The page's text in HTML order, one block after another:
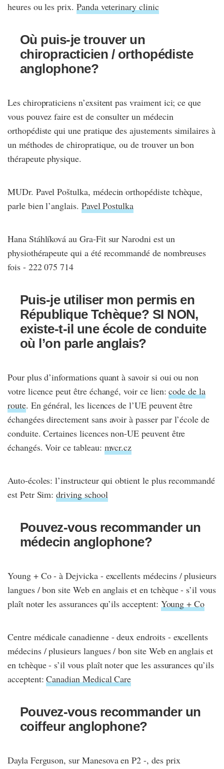
heures ou les prix. Panda veterinary clinic
Où puis-je trouver un
chiropracticien / orthopédiste
anglophone?
Les chiropraticiens n’exsitent pas vraiment ici; ce que
vous pouvez faire est de consulter un médecin
orthopédiste qui une pratique des ajustements similaires à
un méthodes de chiropratique, ou de trouver un bon
thérapeute physique.
MUDr. Pavel Poštulka, médecin orthopédiste tchèque,
parle bien l’anglais. Pavel Postulka
Hana Stáhlíková au Gra-Fit sur Narodni est un
physiothérapeute qui a été recommandé de nombreuses
fois - 222 075 714
Puis-je utiliser mon permis en
République Tchèque? SI NON,
existe-t-il une école de conduite
où l’on parle anglais?
Pour plus d’informations quant à savoir si oui ou non
votre licence peut être échangé, voir ce lien:code de la
route. En général, les licences de l’UE peuvent être
échangées directement sans avoir à passer par l’école de
conduite. Certaines licences non-UE peuvent être
échangés. Voir ce tableau: mvcr.cz
Auto-écoles: l’instructeur qui obtient le plus recommandé
est Petr Sim:driving school
Pouvez-vous recommander un
médecin anglophone?
Young + Co - à Dejvicka - excellents médecins / plusieurs
langues / bon site Web en anglais et en tchèque - s’il vous
plaît noter les assurances qu’ils acceptent: Young + Co
Centre médicale canadienne - deux endroits - excellents
médecins / plusieurs langues / bon site Web en anglais et
en tchèque - s’il vous plaît noter que les assurances qu’ils
acceptent:Canadian Medical Care
Pouvez-vous recommander un
coiffeur anglophone?
Dayla Ferguson, sur Manesova en P2 -, des prix